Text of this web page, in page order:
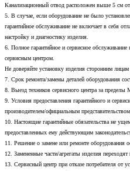
Канализационный отвод расположен выше 5 см
5. В случае, если оборудование не было
гарантийное обслуживание не включает в себя
настройку и диагностику изделия.
6. Полное гарантийное и сервисное обслуживание
сервисным центром.
Не доверяйте установку изделия сторонним лицам
7. Срок ремонта/замены деталей оборудования
8. Выезд техников сервисного центра за
9. Условия предоставления гарантийного и
производителем/официальным
10. Настоящие гарантийные обязательства не
предоставленных ему действующим
11. Решение о замене или ремонте оборудования
12. Замененные части/агрегаты изделия переходят
13. Сервисный центр при отказе потребителя от